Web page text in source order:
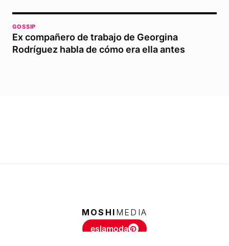
GOSSIP
Ex compañero de trabajo de Georgina
Rodríguez habla de cómo era ella antes
MOSHI MEDIA
eslamoda